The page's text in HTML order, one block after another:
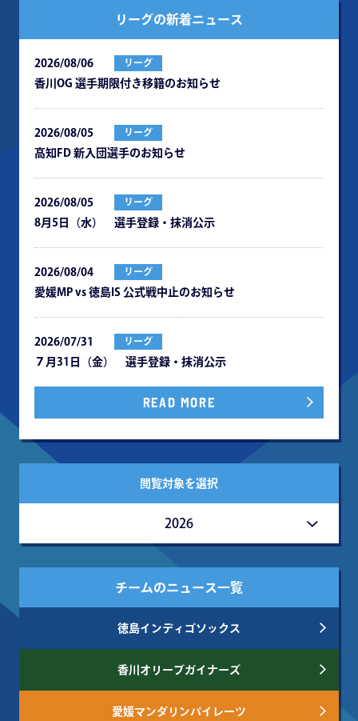
リーグの新着ニュース
2026/08/06 リーグ
⾹川OG 選⼿期限付き移籍のお知らせ
2026/08/05 リーグ
⾼知FD 新⼊団選⼿のお知らせ
2026/08/05 リーグ
8月5日（水） 選手登録・抹消公示
2026/08/04 リーグ
愛媛MP vs 徳島IS 公式戦中⽌のお知らせ
2026/07/31 リーグ
７月31日（金） 選手登録・抹消公示
READ MORE
閲覧対象を選択
2026
チームのニュース一覧
徳島インディゴソックス
香川オリーブガイナーズ
愛媛マンダリンパイレーツ